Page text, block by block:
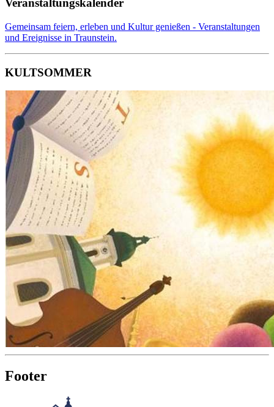
Veranstaltungskalender
Gemeinsam feiern, erleben und Kultur genießen - Veranstaltungen
und Ereignisse in Traunstein.
KULTSOMMER
Footer